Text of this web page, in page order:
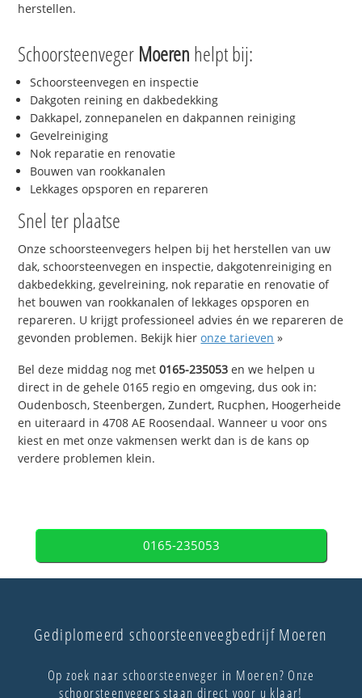
herstellen.
Schoorsteenveger Moeren helpt bij:
Schoorsteenvegen en inspectie
Dakgoten reining en dakbedekking
Dakkapel, zonnepanelen en dakpannen reiniging
Gevelreiniging
Nok reparatie en renovatie
Bouwen van rookkanalen
Lekkages opsporen en repareren
Snel ter plaatse
Onze schoorsteenvegers helpen bij het herstellen van uw
dak, schoorsteenvegen en inspectie, dakgotenreiniging en
dakbedekking, gevelreining, nok reparatie en renovatie of
het bouwen van rookkanalen of lekkages opsporen en
repareren. U krijgt professioneel advies én we repareren de
gevonden problemen. Bekijk hieronze tarieven »
Bel deze middag nog met0165-235053 en we helpen u
direct in de gehele 0165 regio en omgeving, dus ook in:
Oudenbosch, Steenbergen, Zundert, Rucphen, Hoogerheide
en uiteraard in 4708 AE Roosendaal. Wanneer u voor ons
kiest en met onze vakmensen werkt dan is de kans op
verdere problemen klein.
0165-235053
Gediplomeerd schoorsteenveegbedrijf Moeren
Op zoek naar schoorsteenveger in Moeren? Onze
schoorsteenvegers staan direct voor u klaar!